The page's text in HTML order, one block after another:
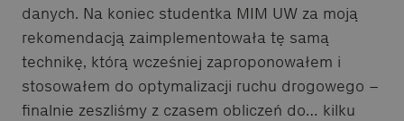
danych. Na koniec studentka MIM UW za moją
rekomendacją zaimplementowała tę samą
technikę, którą wcześniej zaproponowałem i
stosowałem do optymalizacji ruchu drogowego –
finalnie zeszliśmy z czasem obliczeń do… kilku